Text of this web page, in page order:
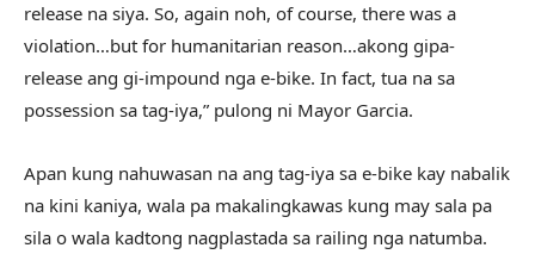
release na siya. So, again noh, of course, there was a
violation…but for humanitarian reason…akong gipa-
release ang gi-impound nga e-bike. In fact, tua na sa
possession sa tag-iya,” pulong ni Mayor Garcia.
Apan kung nahuwasan na ang tag-iya sa e-bike kay nabalik
na kini kaniya, wala pa makalingkawas kung may sala pa
sila o wala kadtong nagplastada sa railing nga natumba.